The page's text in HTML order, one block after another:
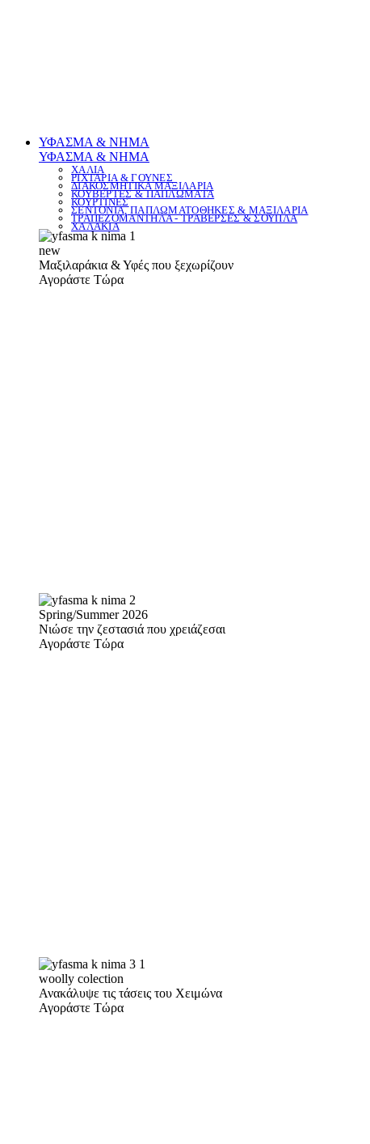
ΥΦΑΣΜΑ & ΝΗΜΑ
ΥΦΑΣΜΑ & ΝΗΜΑ
ΧΑΛΙΑ
ΡΙΧΤΑΡΙΑ & ΓΟΥΝΕΣ
ΔΙΑΚΟΣΜΗΤΙΚΑ ΜΑΞΙΛΑΡΙΑ
ΚΟΥΒΕΡΤΕΣ & ΠΑΠΛΩΜΑΤΑ
ΚΟΥΡΤΙΝΕΣ
ΣΕΝΤΟΝΙΑ, ΠΑΠΛΩΜΑΤΟΘΗΚΕΣ & ΜΑΞΙΛΑΡΙΑ
ΤΡΑΠΕΖΟΜΑΝΤΗΛΑ - ΤΡΑΒΕΡΣΕΣ & ΣΟΥΠΛΑ
ΧΑΛΑΚΙΑ
new
Μαξιλαράκια & Υφές που ξεχωρίζουν
Αγοράστε Τώρα
Spring/Summer 2026
Νιώσε την ζεστασιά που χρειάζεσαι
Αγοράστε Τώρα
woolly colection
Ανακάλυψε τις τάσεις του Χειμώνα
Αγοράστε Τώρα